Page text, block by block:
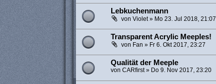
Lebkuchenmann
von Violet» Mo 23. Jul 2018, 21:07
Transparent Acrylic Meeples!
von Fan » Fr 6. Okt 2017, 23:27
Qualität der Meeple
von CARfirst» Do 9. Nov 2017, 23:20